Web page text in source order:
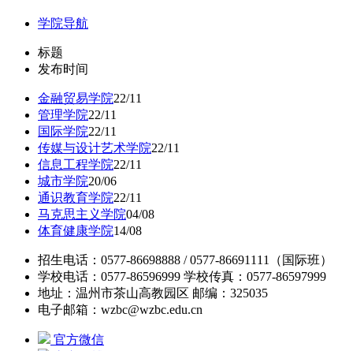
学院导航
标题
发布时间
金融贸易学院22/11
管理学院22/11
国际学院22/11
传媒与设计艺术学院22/11
信息工程学院22/11
城市学院20/06
通识教育学院22/11
马克思主义学院04/08
体育健康学院14/08
招生电话：0577-86698888 / 0577-86691111（国际班）
学校电话：0577-86596999 学校传真：0577-86597999
地址：温州市茶山高教园区 邮编：325035
电子邮箱：wzbc@wzbc.edu.cn
官方微信